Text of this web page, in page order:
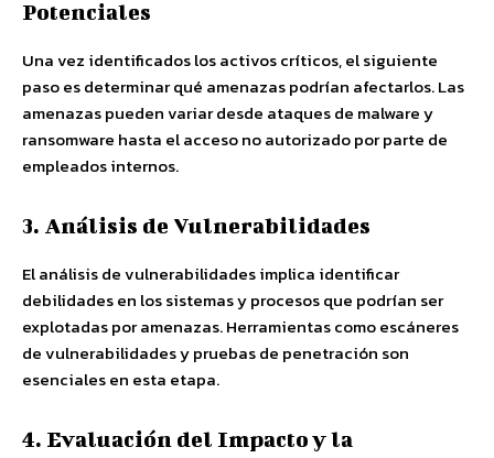
Potenciales
Una vez identificados los activos críticos, el siguiente
paso es determinar qué amenazas podrían afectarlos. Las
amenazas pueden variar desde ataques de malware y
ransomware hasta el acceso no autorizado por parte de
empleados internos.
3. Análisis de Vulnerabilidades
El análisis de vulnerabilidades implica identificar
debilidades en los sistemas y procesos que podrían ser
explotadas por amenazas. Herramientas como escáneres
de vulnerabilidades y pruebas de penetración son
esenciales en esta etapa.
4. Evaluación del Impacto y la